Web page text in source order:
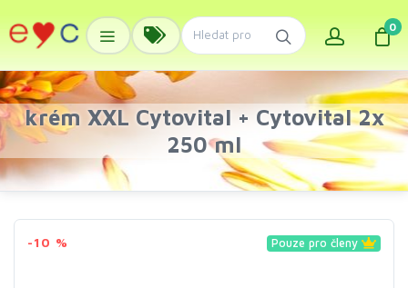
0
krém XXL Cytovital + Cytovital 2x
250 ml
-10 % Pouze pro členy